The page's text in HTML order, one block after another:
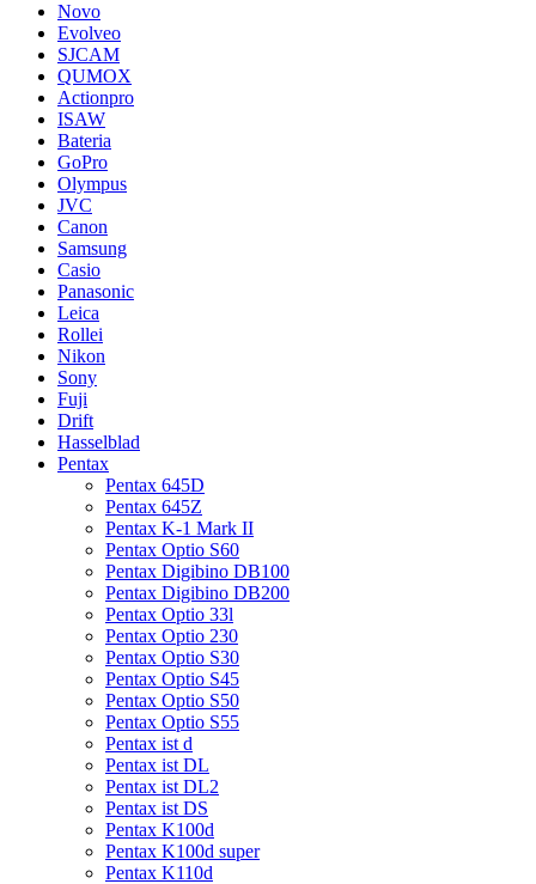
Novo
Evolveo
SJCAM
QUMOX
Actionpro
ISAW
Bateria
GoPro
Olympus
JVC
Canon
Samsung
Casio
Panasonic
Leica
Rollei
Nikon
Sony
Fuji
Drift
Hasselblad
Pentax
Pentax 645D
Pentax 645Z
Pentax K-1 Mark II
Pentax Optio S60
Pentax Digibino DB100
Pentax Digibino DB200
Pentax Optio 33l
Pentax Optio 230
Pentax Optio S30
Pentax Optio S45
Pentax Optio S50
Pentax Optio S55
Pentax ist d
Pentax ist DL
Pentax ist DL2
Pentax ist DS
Pentax K100d
Pentax K100d super
Pentax K110d